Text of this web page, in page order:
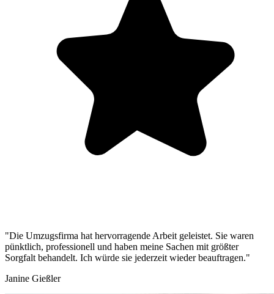
"Die Umzugsfirma hat hervorragende Arbeit geleistet. Sie waren
pünktlich, professionell und haben meine Sachen mit größter
Sorgfalt behandelt. Ich würde sie jederzeit wieder beauftragen."
Janine Gießler